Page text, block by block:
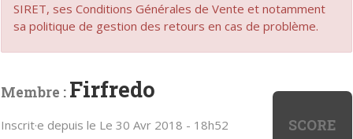
SIRET, ses Conditions Générales de Vente et notamment
sa politique de gestion des retours en cas de problème.
SCORE
Membre : Firfredo
Inscrit·e depuis le Le 30 Avr 2018 - 18h52